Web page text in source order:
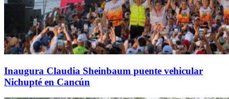
Inaugura Claudia Sheinbaum puente vehicular
Nichupté en Cancún